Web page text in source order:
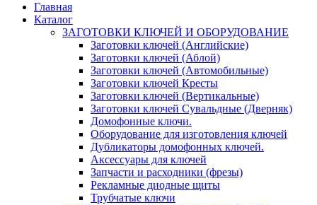
Главная
Каталог
ЗАГОТОВКИ КЛЮЧЕЙ И ОБОРУДОВАНИЕ
Заготовки ключей (Английские)
Заготовки ключей (Аблой)
Заготовки ключей (Автомобильные)
Заготовки ключей Кресты
Заготовки ключей (Вертикальные)
Заготовки ключей Сувальдные (Дверняк)
Домофонные ключи.
Оборудование для изготовления ключей
Дубликаторы домофонных ключей.
Аксессуары для ключей
Запчасти и расходники (фрезы)
Рекламные диодные щиты
Трубчатые ключи